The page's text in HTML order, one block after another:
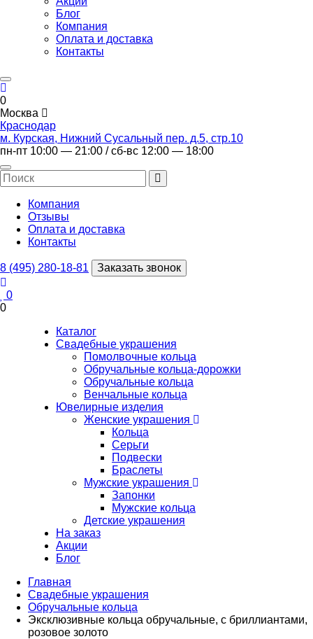
Блог
Компания
Оплата и доставка
Контакты
0
Москва
Краснодар
м. Курская, Нижний Сусальный пер. д.5, стр.10
пн-пт 10:00 — 21:00 / сб-вс 12:00 — 18:00
Компания
Отзывы
Оплата и доставка
Контакты
8 (495) 280-18-81 Заказать звонок
0
0
Каталог
Свадебные украшения
Помолвочные кольца
Обручальные кольца-дорожки
Обручальные кольца
Венчальные кольца
Ювелирные изделия
Женские украшения
Кольца
Серьги
Подвески
Браслеты
Мужские украшения
Запонки
Мужские кольца
Детские украшения
На заказ
Акции
Блог
Главная
Свадебные украшения
Обручальные кольца
Эксклюзивные кольца обручальные, с бриллиантами,
розовое золото